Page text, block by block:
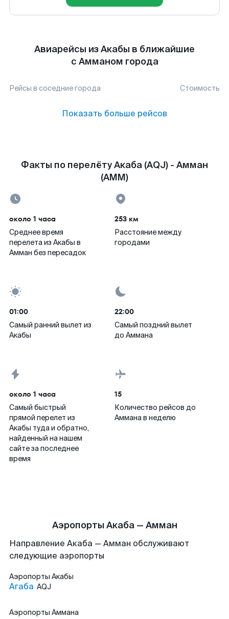
Авиарейсы из Акабы в ближайшие
с Амманом города
Рейсы в соседние города Стоимость
Показать больше рейсов
Факты по перелёту Акаба (AQJ) - Амман
(AMM)
около 1 часа
Среднее время
перелета из Акабы в
Амман без пересадок
253 км
Расстояние между
городами
01:00
Самый ранний вылет из
Акабы
22:00
Самый поздний вылет
до Аммана
около 1 часа
Самый быстрый
прямой перелет из
Акабы туда и обратно,
найденный на нашем
сайте за последнее
время
15
Количество рейсов до
Аммана в неделю
Аэропорты Акаба — Амман
Направление Акаба — Амман обслуживают
следующие аэропорты
Аэропорты Акабы
Агаба AQJ
Аэропорты Аммана